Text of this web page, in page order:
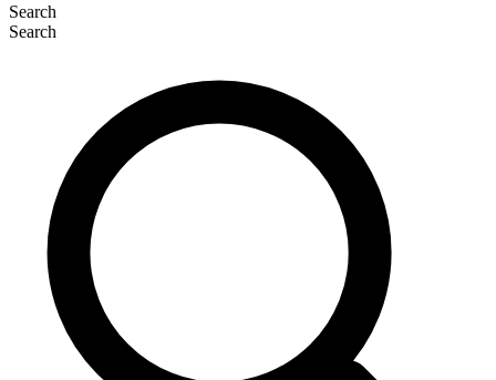
Search
Search